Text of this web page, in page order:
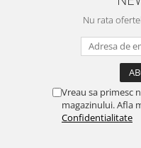
Touchscreen Huawei
Touchscreen Samsung
Nu rata
Vreau sa primesc
magazinului. Afla
Confidentialitate